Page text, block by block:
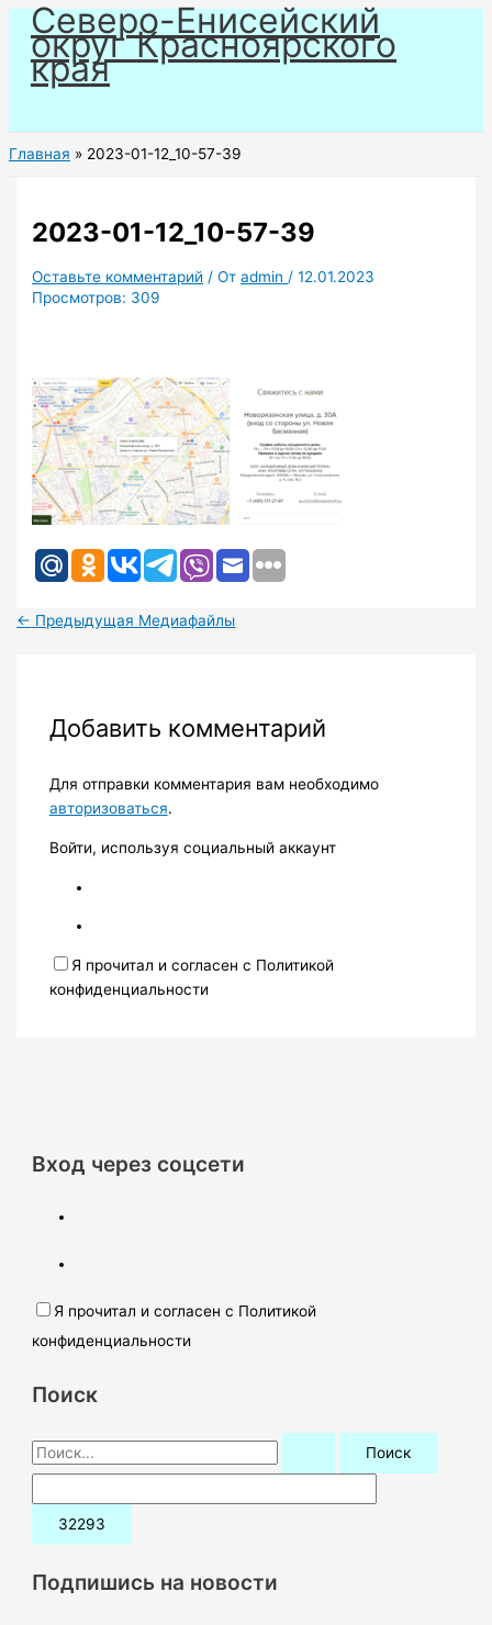
Перейти
содержимому
Северо-Енисейский
округ Красноярского
края
Главная 2023-01-12_10-57-39
2023-01-12_10-57-39
Оставьте комментарий / Отadmin /12.01.2023
Просмотров: 309
← Предыдущая Медиафайлы
Добавить комментарий
Для отправки комментария вам необходимо
авторизоваться.
Войти, используя социальный аккаунт
Я прочитал и согласен с Политикой
конфиденциальности
Вход через соцсети
Я прочитал и согласен с Политикой
конфиденциальности
Поиск
П
о
и
:Подпишись на новости